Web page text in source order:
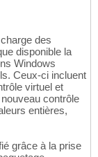
des
disponible la
Windows
Ceux-ci incluent
virtuel et
contrôle
entières,
grâce à la prise